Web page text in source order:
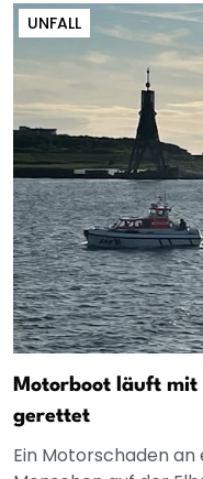
UNFALL
Motorboot läuft mit
gerettet
Ein Motorschaden